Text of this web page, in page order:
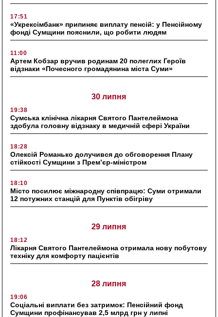
17:51
«Укрексімбанк» припиняє виплату пенсій: у Пенсійному
фонді Сумщини пояснили, що робити людям
11:00
Артем Кобзар вручив родинам 20 полеглих Героїв
відзнаки «Почесного громадянина міста Суми»
30 липня
19:38
Сумська клінічна лікарня Святого Пантелеймона
здобула головну відзнаку в медичній сфері України
18:28
Олексій Романько долучився до обговорення Плану
стійкості Сумщини з Прем’єр-міністром
18:10
Місто посилює міжнародну співпрацю: Суми отримали
12 потужних станцій для Пунктів обігріву
29 липня
18:12
Лікарня Святого Пантелеймона отримала нову побутову
техніку для комфорту пацієнтів
28 липня
19:06
Соціальні виплати без затримок: Пенсійний фонд
Сумщини профінансував 2,5 млрд грн у липні